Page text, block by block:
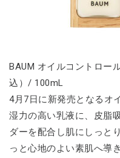
BAUM オイルコントロ
込）/ 100mL
4月7日に新発売となるオ
湿力の高い乳液に、皮脂
ダーを配合し肌にしっと
っと心地のよい素肌へ導